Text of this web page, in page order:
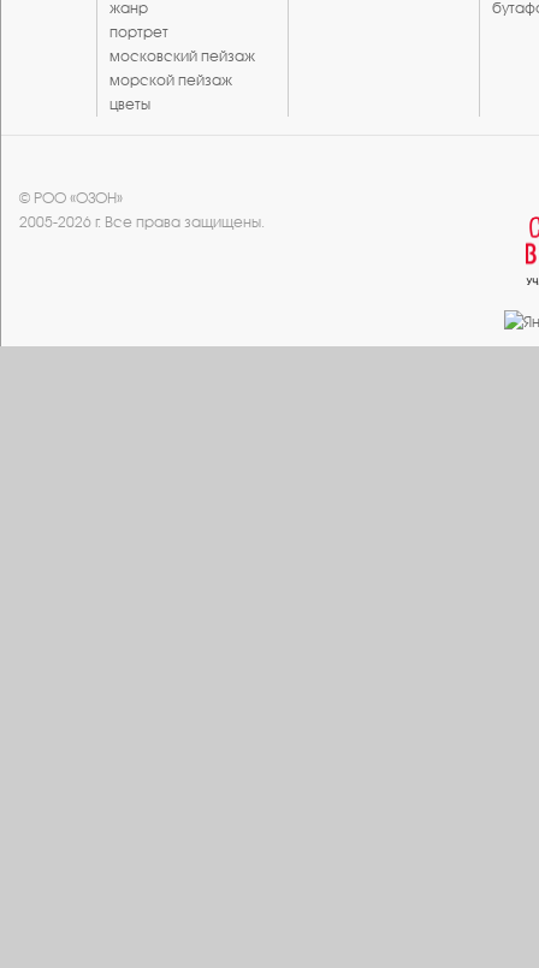
жанр
портрет
московский пейзаж
морской пейзаж
цветы
© РОО «ОЗОН»
2005-2026 г. Все права защищены.